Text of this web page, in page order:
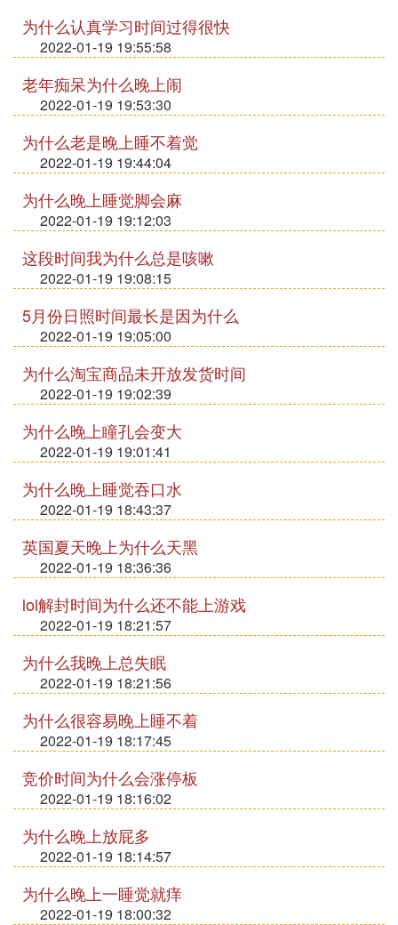
为什么认真学习时间过得很快
2022-01-19 19:55:58
老年痴呆为什么晚上闹
2022-01-19 19:53:30
为什么老是晚上睡不着觉
2022-01-19 19:44:04
为什么晚上睡觉脚会麻
2022-01-19 19:12:03
这段时间我为什么总是咳嗽
2022-01-19 19:08:15
5月份日照时间最长是因为什么
2022-01-19 19:05:00
为什么淘宝商品未开放发货时间
2022-01-19 19:02:39
为什么晚上瞳孔会变大
2022-01-19 19:01:41
为什么晚上睡觉吞口水
2022-01-19 18:43:37
英国夏天晚上为什么天黑
2022-01-19 18:36:36
lol解封时间为什么还不能上游戏
2022-01-19 18:21:57
为什么我晚上总失眠
2022-01-19 18:21:56
为什么很容易晚上睡不着
2022-01-19 18:17:45
竞价时间为什么会涨停板
2022-01-19 18:16:02
为什么晚上放屁多
2022-01-19 18:14:57
为什么晚上一睡觉就痒
2022-01-19 18:00:32